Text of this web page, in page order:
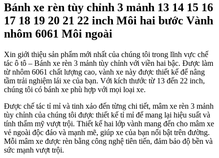
Bánh xe rèn tùy chỉnh 3 mảnh 13 14 15 16
17 18 19 20 21 22 inch Môi hai bước Vành
nhôm 6061 Môi ngoài
Xin giới thiệu sản phẩm mới nhất của chúng tôi trong lĩnh vực chế
tác ô tô – Bánh xe rèn 3 mảnh tùy chỉnh với viền hai bậc. Được làm
từ nhôm 6061 chất lượng cao, vành xe này được thiết kế để nâng
tầm trải nghiệm lái xe của bạn. Với kích thước từ 13 đến 22 inch,
chúng tôi có bánh xe phù hợp với mọi loại xe.
Được chế tác tỉ mỉ và tinh xảo đến từng chi tiết, mâm xe rèn 3 mảnh
tùy chỉnh của chúng tôi được thiết kế tỉ mỉ để mang lại hiệu suất và
tính thẩm mỹ vượt trội. Thiết kế hai lớp vành mang đến cho mâm xe
vẻ ngoài độc đáo và mạnh mẽ, giúp xe của bạn nổi bật trên đường.
Mỗi mâm xe được rèn bằng công nghệ tiên tiến, đảm bảo độ bền và
sức mạnh vượt trội.